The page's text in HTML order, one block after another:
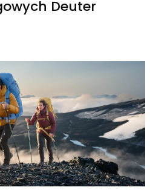
Deuter